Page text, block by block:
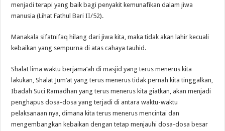
menjadi terapi yang baik bagi penyakit kemunafikan dalam jiwa
manusia (Lihat Fathul Bari II/52).
Manakala sifatnifaq hilang dari jiwa kita, maka tidak akan lahir kecuali
kebaikan yang sempurna di atas cahaya tauhid.
Shalat lima waktu berjama’ah di masjid yang terus menerus kita
lakukan, Shalat Jum’at yang terus menerus tidak pernah kita tinggalkan,
Ibadah Suci Ramadhan yang terus menerus kita giatkan, akan menjadi
penghapus dosa-dosa yang terjadi di antara waktu-waktu
pelaksanaan nya, dimana kita terus menerus mencintai dan
mengembangkan kebaikan dengan tetap menjauhi dosa-dosa besar